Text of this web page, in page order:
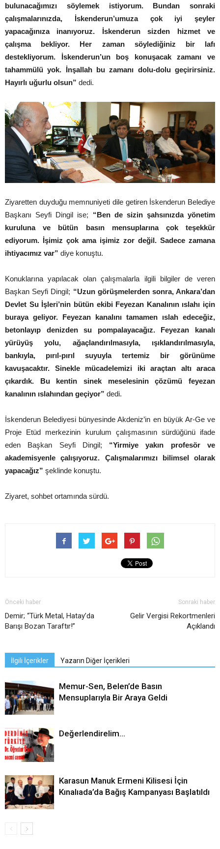
bulunacağımızı söylemek istiyorum. Bundan sonraki
çalışmalarınızda, İskenderun’umuza çok iyi şeyler
yapacağınıza inanıyoruz. İskenderun sizden hizmet ve
çalışma bekliyor. Her zaman söylediğiniz bir lafı
destekliyorum. İskenderun’un boş konuşacak zamanı ve
tahammülü yok. İnşallah bu zamanı dolu-dolu geçirirsiniz.
Hayırlı uğurlu olsun” dedi.
Ziyaretten duyduğu memnuniyeti dile getiren İskenderun Belediye
Başkanı Seyfi Dingil ise; “Ben de sizin şahsınızda yönetim
kuruluna ve bütün basın mensuplarına çok teşekkür
ediyorum. İşimiz çok ama işimiz zor değil. Sadece zamana
ihtiyacımız var” diye konuştu.
Konuklarına yapılacak olan çalışmalarla ilgili bilgiler de veren
Başkan Seyfi Dingil; “Uzun görüşmelerden sonra, Ankara’dan
Devlet Su İşleri’nin bütün ekibi Feyezan Kanalının ıslahı için
buraya geliyor. Feyezan kanalını tamamen ıslah edeceğiz,
betonlayıp denizden su pompalayacağız. Feyezan kanalı
yürüyüş yolu, ağaçlandırılmasıyla, ışıklandırılmasıyla,
bankıyla, pırıl-pırıl suyuyla tertemiz bir görünüme
kavuşacaktır. Sinekle mücadelemizi iki araçtan altı araca
çıkardık. Bu kentin sinek meselesinin çözümü feyezan
kanalının ıslahından geçiyor” dedi.
İskenderun Belediyesi bünyesinde Akdeniz’in en büyük Ar-Ge ve
Proje Etüd merkezinin kurulum çalışmasının sürdüğünü ifade
eden Başkan Seyfi Dingil; “Yirmiye yakın profesör ve
akademisyenle çalışıyoruz. Çalışmalarımızı bilimsel olarak
yapacağız” şeklinde konuştu.
Ziyaret, sohbet ortamında sürdü.
Önceki haber
Demir; “Türk Metal, Hatay’da
Barışı Bozan Taraftır!”
Sonraki haber
Gelir Vergisi Rekortmenleri
Açıklandı
İlgili İçerikler Yazarın Diğer İçerikleri
Memur-Sen, Belen’de Basın
Mensuplarıyla Bir Araya Geldi
Değerlendirelim…
Karasun Manuk Ermeni Kilisesi İçin
Kınalıada’da Bağış Kampanyası Başlatıldı